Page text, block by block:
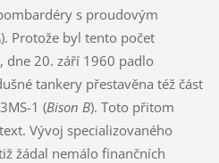
s proudovým
). Protože byl tento počet
dne 20. září 1960 padlo
tankery přestavěna též část
1 (Bison B). Toto přitom
Vývoj specializovaného
žádal nemálo finančních